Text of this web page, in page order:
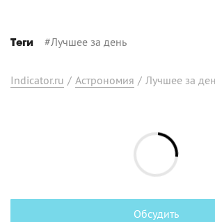
Теги #Лучшее за день
Indicator.ru / Астрономия / Лучшее за
Обсудить